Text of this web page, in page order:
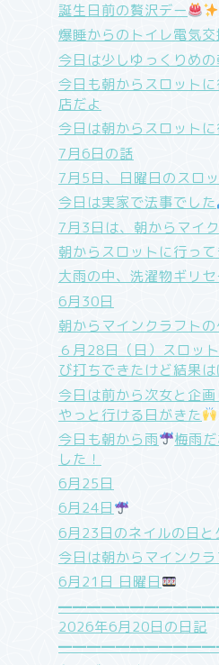
誕生日前の贅沢デー
爆睡からのトイレ電気
今日は少しゆっくりめ
今日も朝からスロット
店だよ
今日は朝からスロット
7月6日の話
7月5日、日曜日のスロ
今日は実家で法事でした
7月3日は、朝からマイ
朝からスロットに行っ
大雨の中、洗濯物ギリセ
6月30日
朝からマインクラフト
６月28日（日）スロッ
び打ちできたけど結果
今日は前から次女と企
やっと行ける日がきた
今日も朝から雨
梅雨
した！
6月25日
6月24日
6月23日のネイルの日
今日は朝からマインク
6月21日 日曜日
2026年6月20日の日記